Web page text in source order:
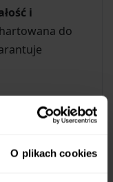
O plikach cookies
i
do
atrakcyjnym